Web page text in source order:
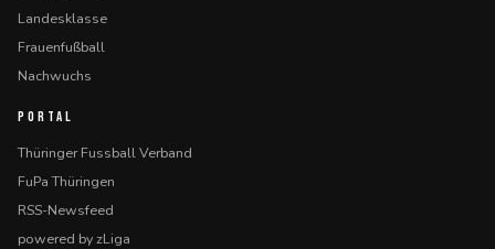
Landesklasse
Frauenfußball
Nachwuchs
PORTAL
Thüringer Fussball Verband
FuPa Thüringen
RSS-Newsfeed
powered by zLiga